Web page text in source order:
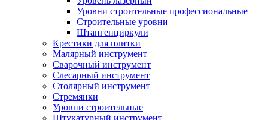
Уровни строительные профессиональные
Строительные уровни
Штангенциркули
Крестики для плитки
Малярный инструмент
Сварочный инструмент
Слесарный инструмент
Столярный инструмент
Стремянки
Уровни строительные
Штукатурный инструмент